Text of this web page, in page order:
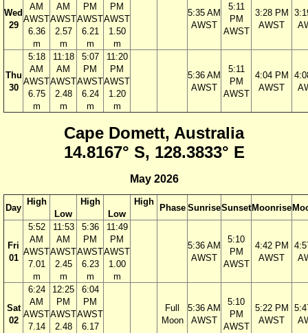
Wed
29
AM
AWST
6.36
m
AM
AWST
2.57
m
PM
AWST
6.21
m
PM
AWST
1.50
m
5:35 AM
AWST
5:11
PM
AWST
3:28 PM
AWST
Thu
30
5:18
AM
AWST
6.75
m
11:18
AM
AWST
2.48
m
5:07
PM
AWST
6.24
m
11:20
PM
AWST
1.20
m
5:36 AM
AWST
5:11
PM
AWST
4:04 PM
AWST
Cape Domett, Australia
14.8167° S, 128.3833° E
May 2026
Day
High
Low
High
Low
High
Phase SunriseSunset Moonrise
Fri
01
5:52
AM
AWST
7.01
m
11:53
AM
AWST
2.45
m
5:36
PM
AWST
6.23
m
11:49
PM
AWST
1.00
m
5:36 AM
AWST
5:10
PM
AWST
4:42 PM
AWST
Sat
02
6:24
AM
AWST
7.14
12:25
PM
AWST
2.48
6:04
PM
AWST
6.17
Full
Moon
5:36 AM
AWST
5:10
PM
AWST
5:22 PM
AWST